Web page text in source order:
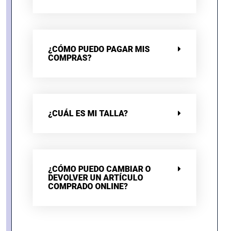
¿CÓMO PUEDO PAGAR MIS
COMPRAS?
¿CUÁL ES MI TALLA?
¿CÓMO PUEDO CAMBIAR O
DEVOLVER UN ARTÍCULO
COMPRADO ONLINE?